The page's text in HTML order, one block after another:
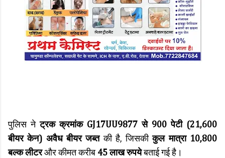
पुलिस नेट्रक क्रमांक GJ17UU9877 से 900 पेटी (21,600
बीयर केन) अवैध बीयर जब्तकी है, जिसकीकुल मात्रा 10,800
बल्क लीटरऔर कीमत करीब 45 लाख रुपयेबताई गई है।